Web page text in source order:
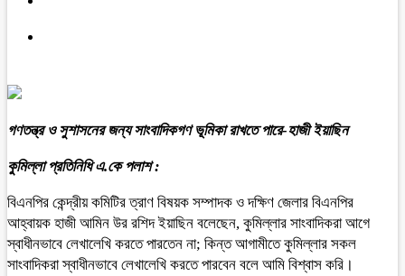
গণতন্ত্র ও সুশাসনের জন্য সাংবাদিকগণ ভূমিকা রাখতে পারে-হাজী ইয়াছিন
কুমিল্লা প্রতিনিধি এ.কে পলাশ :
বিএনপির কেন্দ্রীয় কমিটির ত্রাণ বিষয়ক সম্পাদক ও দক্ষিণ জেলার বিএনপির
আহ্বায়ক হাজী আমিন উর রশিদ ইয়াছিন বলেছেন, কুমিল্লার সাংবাদিকরা আগে
স্বাধীনভাবে লেখালেখি করতে পারতেন না; কিন্ত আগামীতে কুমিল্লার সকল
সাংবাদিকরা স্বাধীনভাবে লেখালেখি করতে পারবেন বলে আমি বিশ্বাস করি।